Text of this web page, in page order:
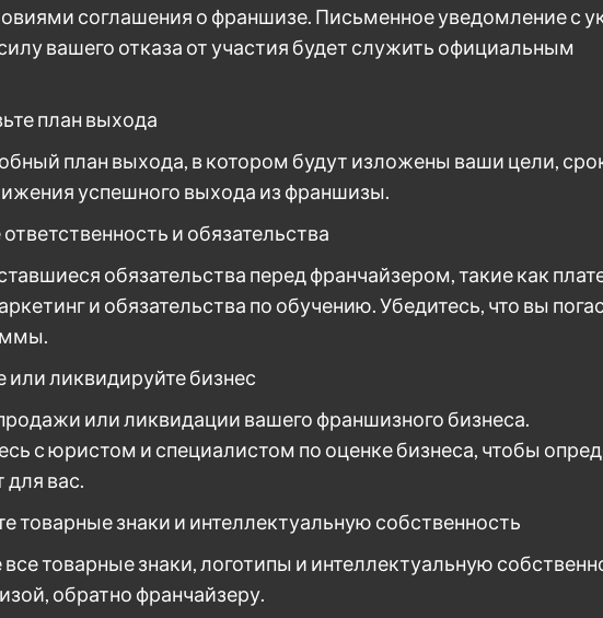
соглашения о франшизе. Письменное уведомление с
вашего отказа от участия будет служить официальным
план выхода
план выхода, в котором будут изложены ваши цели,
успешного выхода из франшизы.
и обязательства
обязательства перед франчайзером, такие как
и обязательства по обучению. Убедитесь, что вы
или ликвидируйте бизнес
или ликвидации вашего франшизного бизнеса.
с юристом и специалистом по оценке бизнеса, чтобы
вас.
товарные знаки и интеллектуальную собственность
товарные знаки, логотипы и интеллектуальную
обратно франчайзеру.